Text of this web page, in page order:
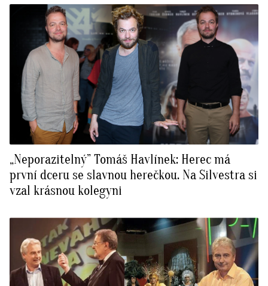
„Neporazitelný” Tomáš Havlínek: Herec má
první dceru se slavnou herečkou. Na Silvestra si
vzal krásnou kolegyni